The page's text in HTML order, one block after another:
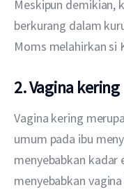
Meskipun demikian,
berkurang dalam
Moms melahirkan si
2. Vagina kering
Vagina kering
umum pada ibu
menyebabkan
menyebabkan